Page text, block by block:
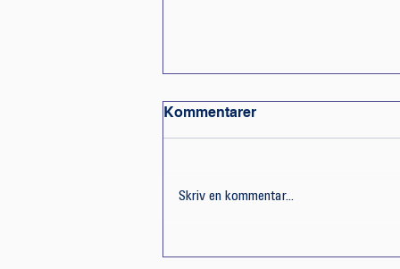
Kommentarer
Skriv en kommentar...